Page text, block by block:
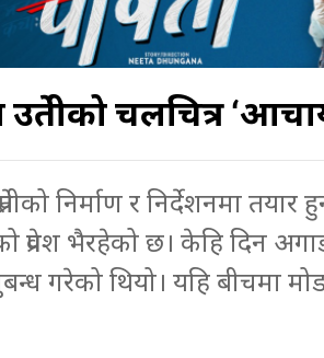
चलचित्र
निर्माण र निर्देशनमा
प्रवेश भैरहेको छ। केहि दिन
गरेको थियो। यहि बीचमा